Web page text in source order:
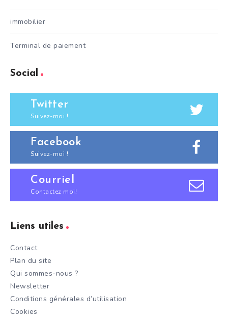
immobilier
Terminal de paiement
Social
Twitter
Suivez-moi !
Facebook
Suivez-moi !
Courriel
Contactez moi!
Liens utiles
Contact
Plan du site
Qui sommes-nous ?
Newsletter
Conditions générales d’utilisation
Cookies